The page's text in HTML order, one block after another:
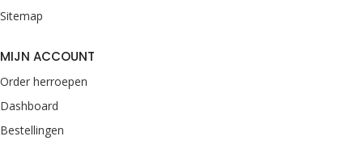
Sitemap
MIJN ACCOUNT
Order herroepen
Dashboard
Bestellingen